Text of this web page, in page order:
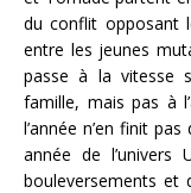
du conflit opposant
entre les jeunes
passe à la vitesse
famille, mais pas à
l’année n’en finit
année de l’univers
bouleversements et